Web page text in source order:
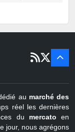
22 juin - 2 sept
juil - 31
au marché des
réel les dernières
du mercato en
jour, nous agrégons